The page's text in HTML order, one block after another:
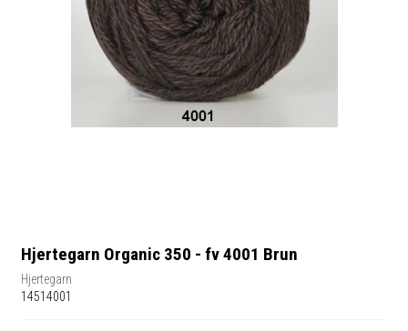
Hjertegarn Organic 350 - fv 4001 Brun
Hjertegarn
14514001